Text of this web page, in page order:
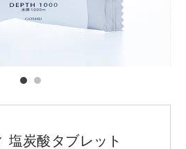
お問い合わせ
塩炭酸タブレット